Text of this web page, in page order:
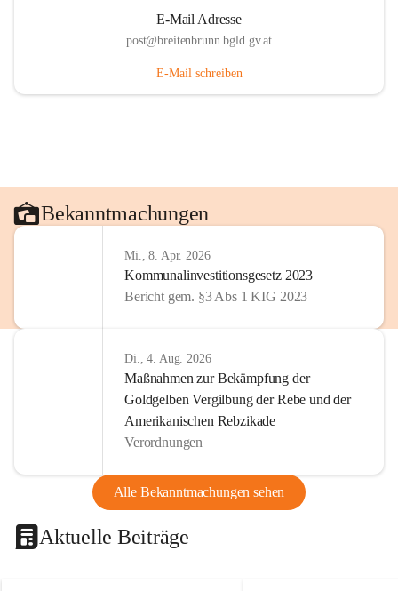
E-Mail Adresse
post@breitenbrunn.bgld.gv.at
E-Mail schreiben
Bekanntmachungen
Mi., 8. Apr. 2026
Kommunalinvestitionsgesetz 2023
Bericht gem. §3 Abs 1 KIG 2023
Di., 4. Aug. 2026
Maßnahmen zur Bekämpfung der
Goldgelben Vergilbung der Rebe und der
Amerikanischen Rebzikade
Verordnungen
Alle Bekanntmachungen sehen
Aktuelle Beiträge